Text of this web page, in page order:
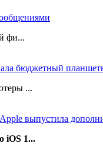
фи...
бюджетный
...
Apple выпустила
iOS 1...